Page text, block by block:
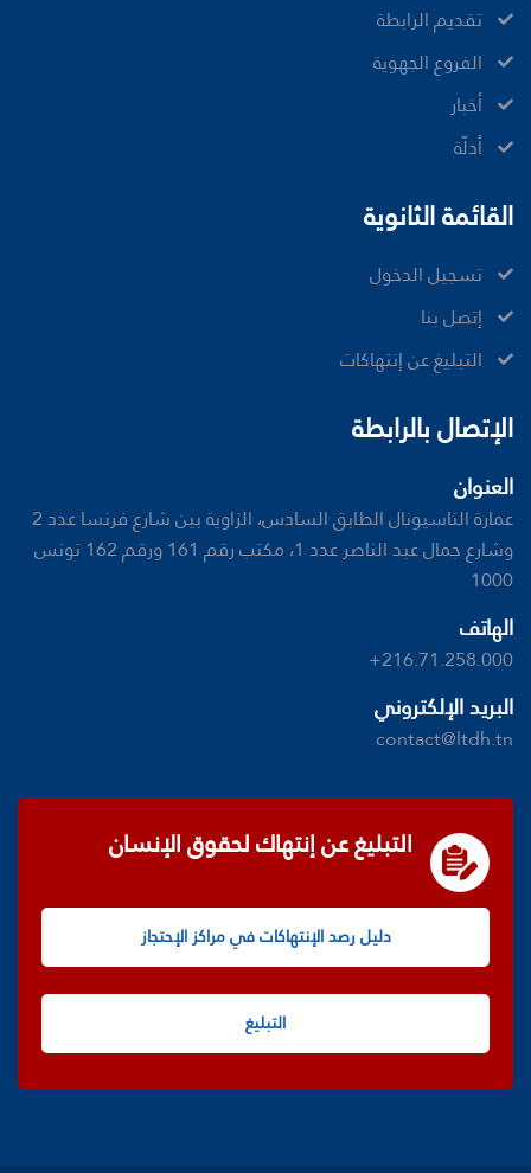
ﺗﻘﺪﻳﻢ ﺍﻟﺮﺍﺑﻄﺔ
الفروع الجهوية
ﺃﺧﺒﺎﺭ
أدلّة
القائمة الثانوية
تسجيل الدخول
إتصل بنا
ﺍﻟﺘﺒﻠﻴﻎ ﻋﻦ ﺇﻧﺘﻬﺎﻛﺎﺕ
الإتصال بالرابطة
العنوان
عمارة الناسيونال الطابق السادس، الزاوية بين شارع فرنسا عدد 2
وشارع جمال عبد الناصر عدد 1، مكتب رقم 161 ورقم 162 تونس
1000
الهاتف
+216.71.258.000
البريد الإلكتروني
contact@ltdh.tn
التبليغ عن إنتهاك لحقوق الإنسان
دليل رصد الإنتهاكات في مراكز الإحتجاز
التبليغ